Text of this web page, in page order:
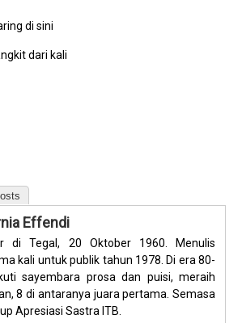
di sini
dari kali
Effendi
di Tegal, 20 Oktober 1960. Menulis
kali untuk publik tahun 1978. Di era 80-
sayembara prosa dan puisi, meraih
8 di antaranya juara pertama. Semasa
Apresiasi Sastra ITB.